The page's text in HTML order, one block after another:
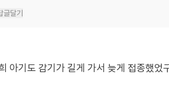
글달기
아기도 감기가 길게 가서 늦게 접종했었